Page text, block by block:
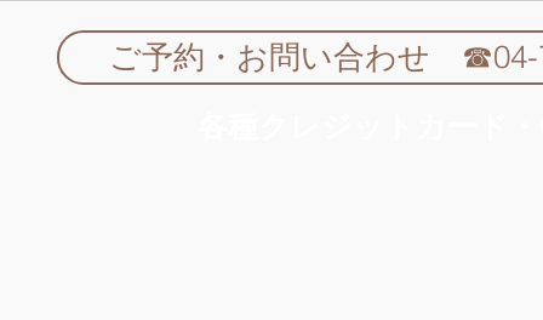
ご予約・お問い合わせ ☎04-